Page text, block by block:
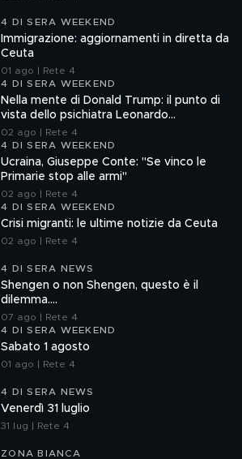
4 DI SERA WEEKEND
Immigrazione: aggiornamenti in diretta da
Ceuta
01 ago | Rete 4
4 DI SERA WEEKEND
Nella mente di Donald Trump: il punto di
vista dello psichiatra Leonardo
Mendolicchio
02 ago | Rete 4
4 DI SERA WEEKEND
Ucraina, Giuseppe Conte: "Se vinco le
Primarie stop alle armi"
02 ago | Rete 4
4 DI SERA WEEKEND
Crisi migranti: le ultime notizie da Ceuta
02 ago | Rete 4
4 DI SERA NEWS
Shengen o non Shengen, questo è il
dilemma....
07 ago | Rete 4
4 DI SERA WEEKEND
Sabato 1 agosto
01 ago | Rete 4
4 DI SERA NEWS
Venerdì 31 luglio
31 lug | Rete 4
ZONA BIANCA